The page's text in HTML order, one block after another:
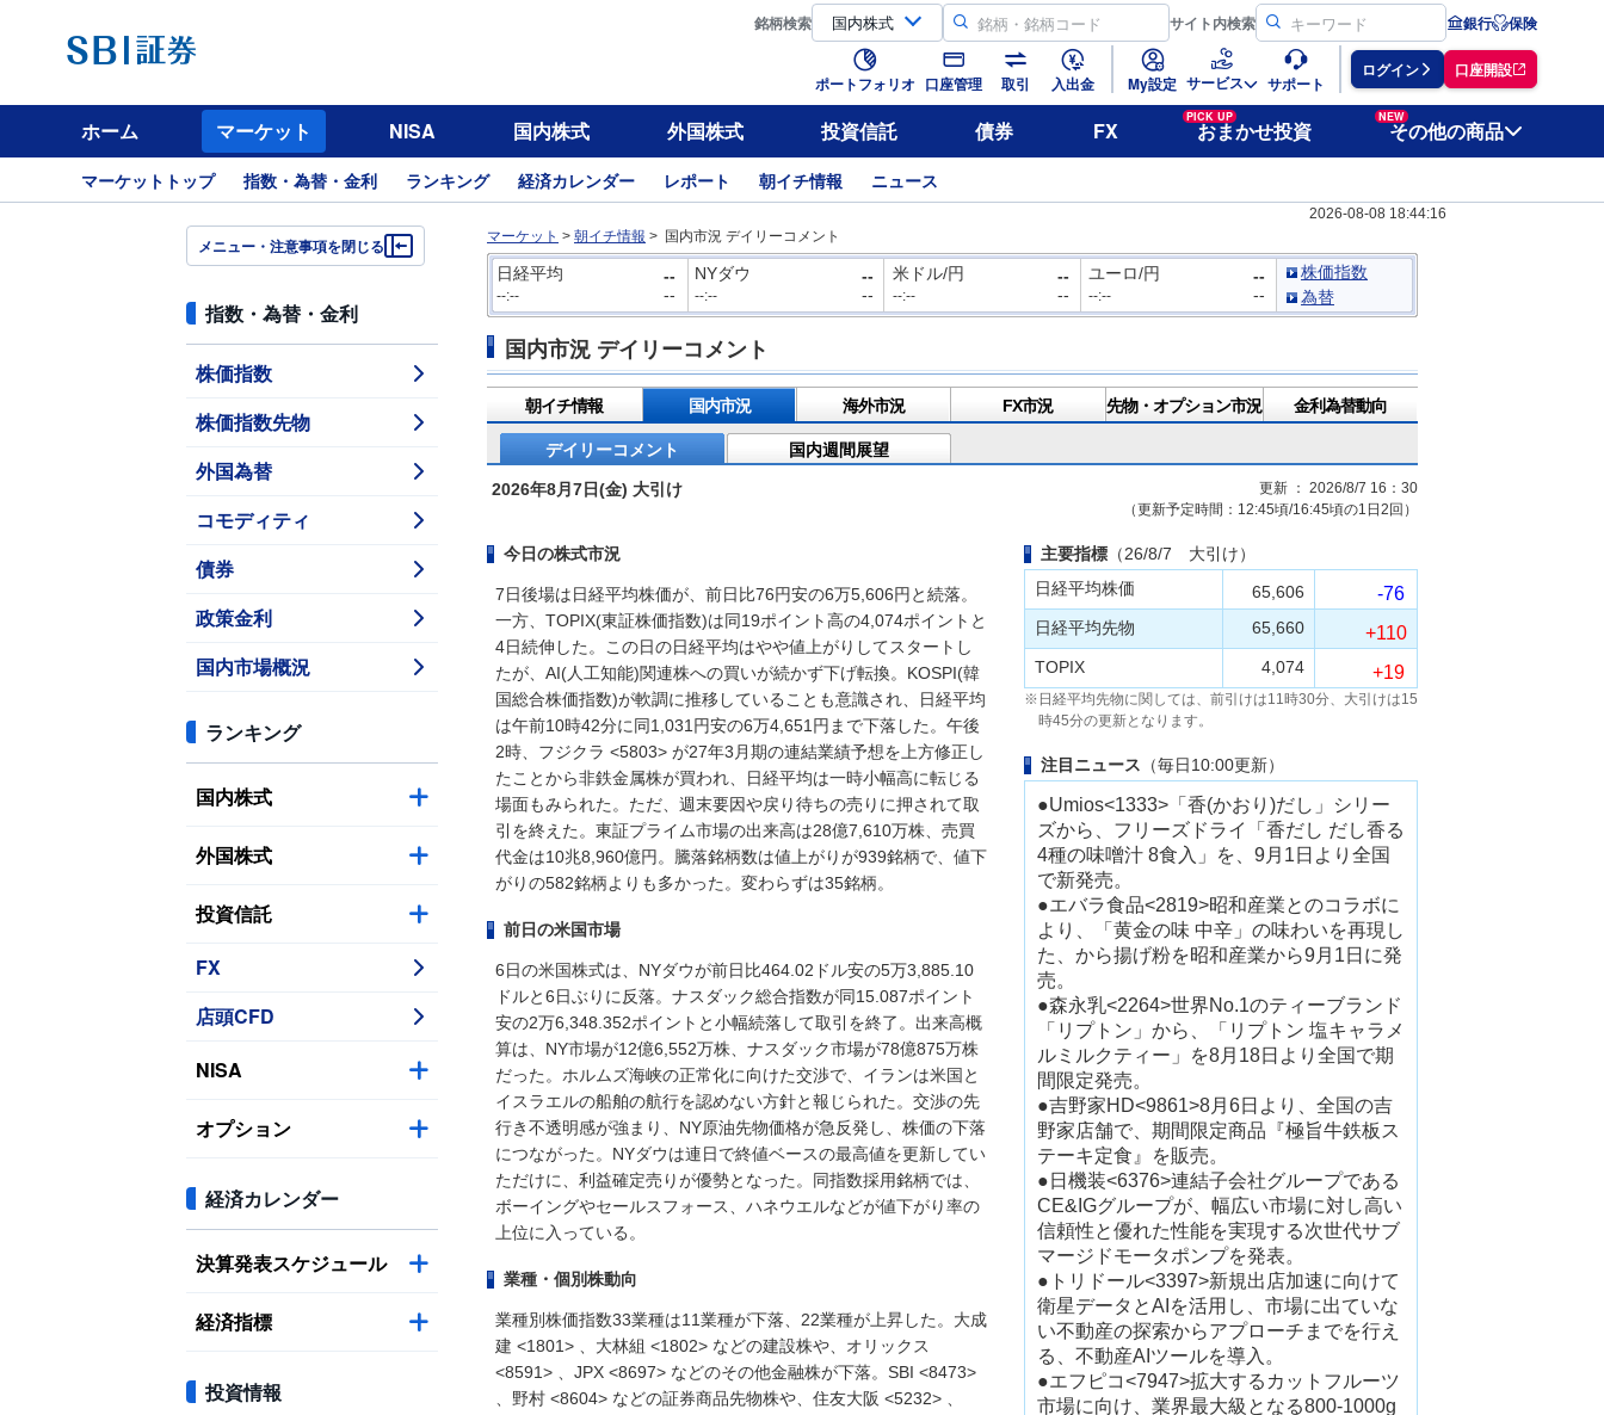
銘柄検索 サイト内検索 銀行 保険
ポートフォリオ 口座管理 取引 入出金 My設定 サービス サポート
ログイン 口座開設
ホーム マーケット NISA 国内株式 外国株式 投資信託 債券 FX
PICK UP
おまかせ投資
NEW
その他の商品
マーケットトップ 指数・為替・金利 ランキング 経済カレンダー レポート 朝イチ情報 ニュース
2026-08-08 18:44:16
メニュー・注意事項を閉じる
指数・為替・金利
株価指数
株価指数先物
外国為替
コモディティ
債券
政策金利
国内市場概況
ランキング
国内株式
外国株式
投資信託
FX
店頭CFD
NISA
オプション
経済カレンダー
決算発表スケジュール
経済指標
投資情報
マーケット > 朝イチ情報 > 国内市況 デイリーコメント
日経平均
--:--
--
--
NYダウ
--:--
--
--
米ドル/円
--:--
--
--
ユーロ/円
--:--
--
--
株価指数
為替
国内市況 デイリーコメント
朝イチ情報 国内市況 海外市況 FX市況 先物・オプション市況 金利為替動向
デイリーコメント 国内週間展望
2026年8月7日(金) 大引け 更新 ： 2026/8/7 16：30
（更新予定時間：12:45頃/16:45頃の1日2回）
今日の株式市況
7日後場は日経平均株価が、前日比76円安の6万5,606円と続落。
一方、TOPIX(東証株価指数)は同19ポイント高の4,074ポイントと
4日続伸した。この日の日経平均はやや値上がりしてスタートし
たが、AI(人工知能)関連株への買いが続かず下げ転換。KOSPI(韓
国総合株価指数)が軟調に推移していることも意識され、日経平均
は午前10時42分に同1,031円安の6万4,651円まで下落した。午後
2時、フジクラ <5803> が27年3月期の連結業績予想を上方修正し
たことから非鉄金属株が買われ、日経平均は一時小幅高に転じる
場面もみられた。ただ、週末要因や戻り待ちの売りに押されて取
引を終えた。東証プライム市場の出来高は28億7,610万株、売買
代金は10兆8,960億円。騰落銘柄数は値上がりが939銘柄で、値下
がりの582銘柄よりも多かった。変わらずは35銘柄。
前日の米国市場
6日の米国株式は、NYダウが前日比464.02ドル安の5万3,885.10
ドルと6日ぶりに反落。ナスダック総合指数が同15.087ポイント
安の2万6,348.352ポイントと小幅続落して取引を終了。出来高概
算は、NY市場が12億6,552万株、ナスダック市場が78億875万株
だった。ホルムズ海峡の正常化に向けた交渉で、イランは米国と
イスラエルの船舶の航行を認めない方針と報じられた。交渉の先
行き不透明感が強まり、NY原油先物価格が急反発し、株価の下落
につながった。NYダウは連日で終値ベースの最高値を更新してい
ただけに、利益確定売りが優勢となった。同指数採用銘柄では、
ボーイングやセールスフォース、ハネウエルなどが値下がり率の
上位に入っている。
業種・個別株動向
業種別株価指数33業種は11業種が下落、22業種が上昇した。大成
建 <1801> 、大林組 <1802> などの建設株や、オリックス
<8591> 、JPX <8697> などのその他金融株が下落。SBI <8473>
、野村 <8604> などの証券商品先物株や、住友大阪 <5232> 、
主要指標 （26/8/7 大引け）
日経平均株価
65,606 -76
日経平均先物 65,660 +110
TOPIX 4,074 +19
※日経平均先物に関しては、前引けは11時30分、大引けは15
時45分の更新となります。
注目ニュース （毎日10:00更新）
●Umios<1333>「香(かおり)だし」シリー
ズから、フリーズドライ「香だし だし香る
4種の味噌汁 8食入」を、9月1日より全国
で新発売。
●エバラ食品<2819>昭和産業とのコラボに
より、「黄金の味 中辛」の味わいを再現し
た、から揚げ粉を昭和産業から9月1日に発
売。
●森永乳<2264>世界No.1のティーブランド
「リプトン」から、「リプトン 塩キャラメ
ルミルクティー」を8月18日より全国で期
間限定発売。
●吉野家HD<9861>8月6日より、全国の吉
野家店舗で、期間限定商品『極旨牛鉄板ス
テーキ定食』を販売。
●日機装<6376>連結子会社グループである
CE&IGグループが、幅広い市場に対し高い
信頼性と優れた性能を実現する次世代サブ
マージドモータポンプを発表。
●トリドール<3397>新規出店加速に向けて
衛星データとAIを活用し、市場に出ていな
い不動産の探索からアプローチまでを行え
る、不動産AIツールを導入。
●エフピコ<7947>拡大するカットフルーツ
市場に向け、業界最大級となる800-1000g